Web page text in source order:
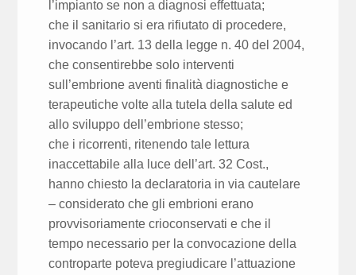
l’impianto se non a diagnosi effettuata;
che il sanitario si era rifiutato di procedere,
invocando l’art. 13 della legge n. 40 del 2004,
che consentirebbe solo interventi
sull’embrione aventi finalità diagnostiche e
terapeutiche volte alla tutela della salute ed
allo sviluppo dell’embrione stesso;
che i ricorrenti, ritenendo tale lettura
inaccettabile alla luce dell’art. 32 Cost.,
hanno chiesto la declaratoria in via cautelare
– considerato che gli embrioni erano
provvisoriamente crioconservati e che il
tempo necessario per la convocazione della
controparte poteva pregiudicare l’attuazione